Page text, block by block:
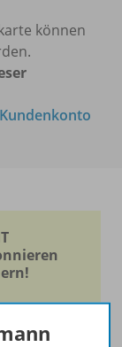
können